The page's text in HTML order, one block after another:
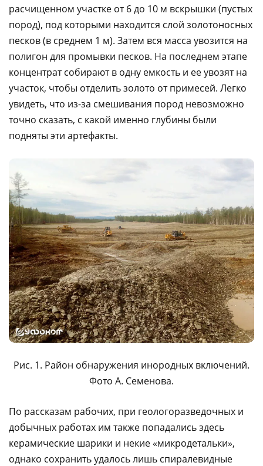
расчищенном участке от 6 до 10 м вскрышки (пустых
пород), под которыми находится слой золотоносных
песков (в среднем 1 м). Затем вся масса увозится на
полигон для промывки песков. На последнем этапе
концентрат собирают в одну емкость и ее увозят на
участок, чтобы отделить золото от примесей. Легко
увидеть, что из-за смешивания пород невозможно
точно сказать, с какой именно глубины были
подняты эти артефакты.
Рис. 1. Район обнаружения инородных включений.
Фото А. Семенова.
По рассказам рабочих, при геологоразведочных и
добычных работах им также попадались здесь
керамические шарики и некие «микродетальки»,
однако сохранить удалось лишь спиралевидные